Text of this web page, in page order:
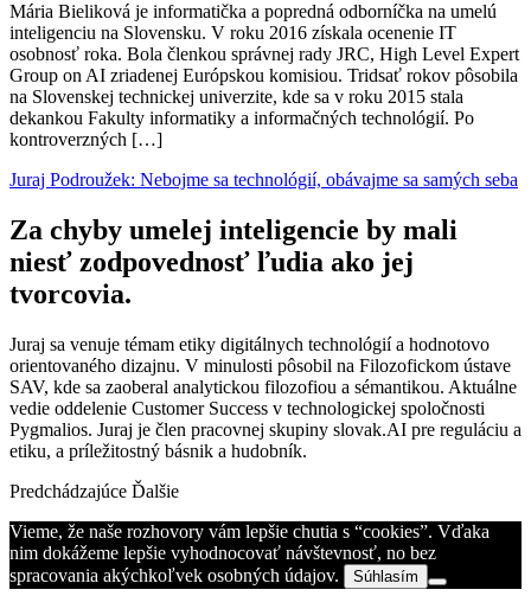
Mária Bieliková je informatička a popredná odborníčka na umelú
inteligenciu na Slovensku. V roku 2016 získala ocenenie IT
osobnosť roka. Bola členkou správnej rady JRC, High Level Expert
Group on AI zriadenej Európskou komisiou. Tridsať rokov pôsobila
na Slovenskej technickej univerzite, kde sa v roku 2015 stala
dekankou Fakulty informatiky a informačných technológií. Po
kontroverzných […]
Juraj Podroužek: Nebojme sa technológií, obávajme sa samých seba
Za chyby umelej inteligencie by mali
niesť zodpovednosť ľudia ako jej
tvorcovia.
Juraj sa venuje témam etiky digitálnych technológií a hodnotovo
orientovaného dizajnu. V minulosti pôsobil na Filozofickom ústave
SAV, kde sa zaoberal analytickou filozofiou a sémantikou. Aktuálne
vedie oddelenie Customer Success v technologickej spoločnosti
Pygmalios. Juraj je člen pracovnej skupiny slovak.AI pre reguláciu a
etiku, a príležitostný básnik a hudobník.
Predchádzajúce Ďalšie
Vieme, že naše rozhovory vám lepšie chutia s “cookies”. Vďaka
nim dokážeme lepšie vyhodnocovať návštevnosť, no bez
spracovania akýchkoľvek osobných údajov.
Súhlasím